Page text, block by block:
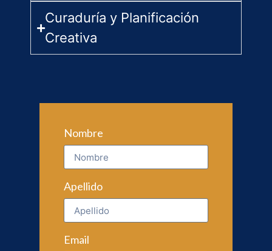
Curaduría y Planificación
Creativa
Nombre
Apellido
Email